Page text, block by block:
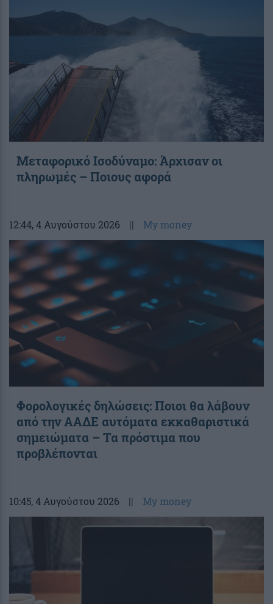
Μεταφορικό Ισοδύναμο: Άρχισαν οι
πληρωμές – Ποιους αφορά
12:44, 4 Αυγούστου 2026 || My money
Φορολογικές δηλώσεις: Ποιοι θα λάβουν
από την ΑΑΔΕ αυτόματα εκκαθαριστικά
σημειώματα – Τα πρόστιμα που
προβλέπονται
10:45, 4 Αυγούστου 2026 || My money